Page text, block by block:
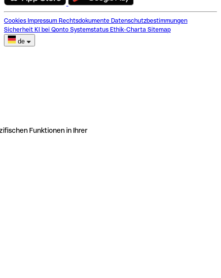
Cookies Impressum Rechtsdokumente Datenschutzbestimmungen
Sicherheit KI bei Qonto Systemstatus Ethik-Charta Sitemap
de
Funktionen in Ihrer